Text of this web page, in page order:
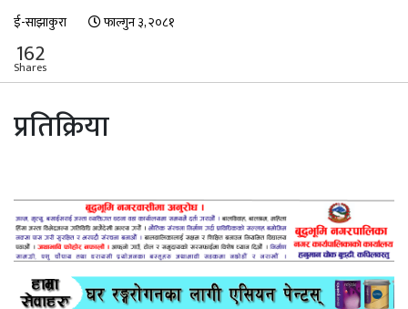
ई-साझाकुरा फाल्गुन ३, २०८१
162
Shares
प्रतिक्रिया